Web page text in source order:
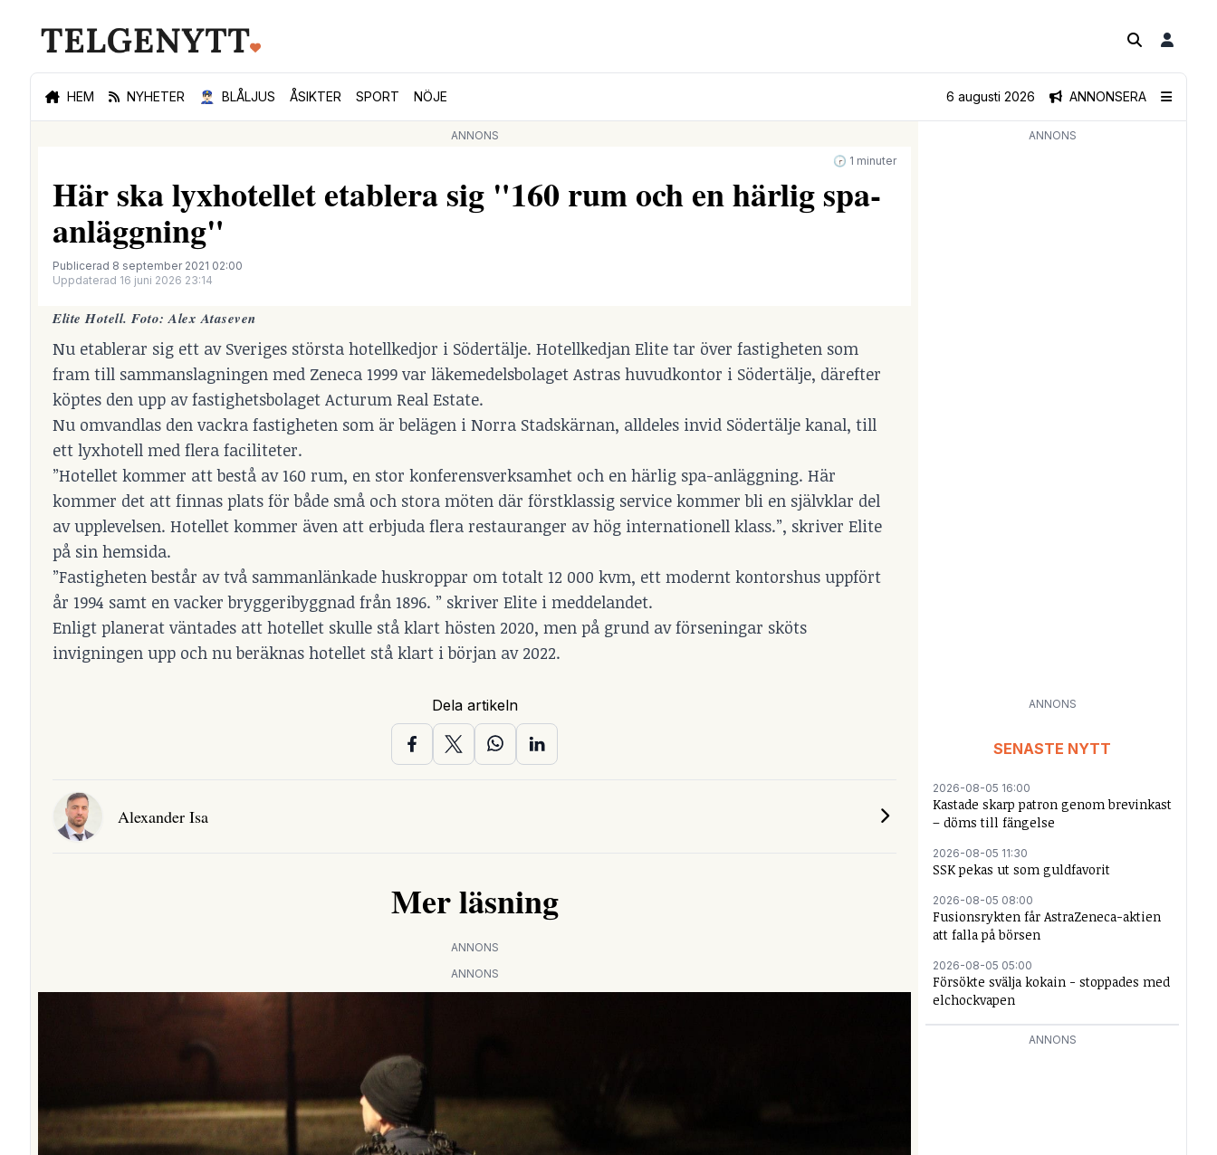
HEM NYHETER 👮🏻‍♂️ BLÅLJUS ÅSIKTER SPORT NÖJE ANNONSERA
6 augusti 2026
ANNONS
🕝 1 minuter
Här ska lyxhotellet etablera sig "160 rum och en härlig spa-
anläggning"
Publicerad 8 september 2021 02:00
Uppdaterad 16 juni 2026 23:14
Elite Hotell. Foto: Alex Ataseven
Nu etablerar sig ett av Sveriges största hotellkedjor i Södertälje. Hotellkedjan Elite tar över fastigheten som
fram till sammanslagningen med Zeneca 1999 var läkemedelsbolaget Astras huvudkontor i Södertälje, därefter
köptes den upp av fastighetsbolaget Acturum Real Estate.
Nu omvandlas den vackra fastigheten som är belägen i Norra Stadskärnan, alldeles invid Södertälje kanal, till
ett lyxhotell med flera faciliteter.
”Hotellet kommer att bestå av 160 rum, en stor konferensverksamhet och en härlig spa-anläggning. Här
kommer det att finnas plats för både små och stora möten där förstklassig service kommer bli en självklar del
av upplevelsen. Hotellet kommer även att erbjuda flera restauranger av hög internationell klass.”, skriver Elite
på sin hemsida.
”Fastigheten består av två sammanlänkade huskroppar om totalt 12 000 kvm, ett modernt kontorshus uppfört
år 1994 samt en vacker bryggeribyggnad från 1896. ” skriver Elite i meddelandet.
Enligt planerat väntades att hotellet skulle stå klart hösten 2020, men på grund av förseningar sköts
invigningen upp och nu beräknas hotellet stå klart i början av 2022.
Dela artikeln
Alexander Isa
Mer läsning
ANNONS
ANNONS
ANNONS
ANNONS
SENASTE NYTT
2026-08-05 16:00
Kastade skarp patron genom brevinkast
– döms till fängelse
2026-08-05 11:30
SSK pekas ut som guldfavorit
2026-08-05 08:00
Fusionsrykten får AstraZeneca-aktien
att falla på börsen
2026-08-05 05:00
Försökte svälja kokain - stoppades med
elchockvapen
ANNONS